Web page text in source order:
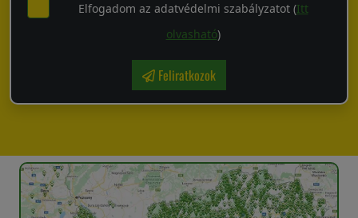
Elfogadom az adatvédelmi szabályzatot (Itt
olvasható)
Feliratkozok